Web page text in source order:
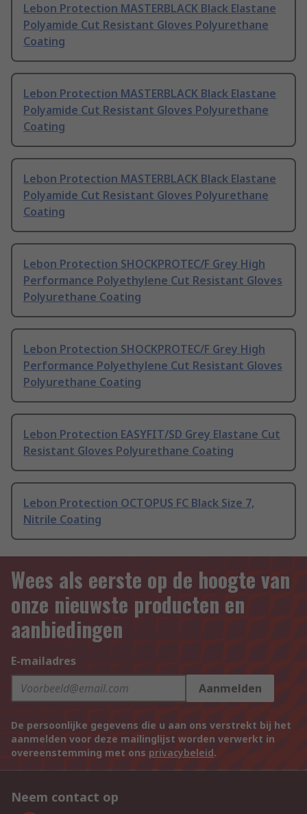
Lebon Protection MASTERBLACK Black Elastane
Polyamide Cut Resistant Gloves Polyurethane
Coating
Lebon Protection MASTERBLACK Black Elastane
Polyamide Cut Resistant Gloves Polyurethane
Coating
Lebon Protection MASTERBLACK Black Elastane
Polyamide Cut Resistant Gloves Polyurethane
Coating
Lebon Protection SHOCKPROTEC/F Grey High
Performance Polyethylene Cut Resistant Gloves
Polyurethane Coating
Lebon Protection SHOCKPROTEC/F Grey High
Performance Polyethylene Cut Resistant Gloves
Polyurethane Coating
Lebon Protection EASYFIT/SD Grey Elastane Cut
Resistant Gloves Polyurethane Coating
Lebon Protection OCTOPUS FC Black Size 7,
Nitrile Coating
Wees als eerste op de hoogte van
onze nieuwste producten en
aanbiedingen
E-mailadres
Aanmelden
De persoonlijke gegevens die u aan ons verstrekt bij het
aanmelden voor deze mailinglijst worden verwerkt in
overeenstemming met ons privacybeleid.
Neem contact op